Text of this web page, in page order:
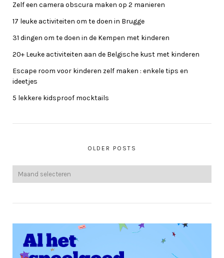
Zelf een camera obscura maken op 2 manieren
17 leuke activiteiten om te doen in Brugge
31 dingen om te doen in de Kempen met kinderen
20+ Leuke activiteiten aan de Belgische kust met kinderen
Escape room voor kinderen zelf maken : enkele tips en
ideetjes
5 lekkere kidsproof mocktails
OLDER POSTS